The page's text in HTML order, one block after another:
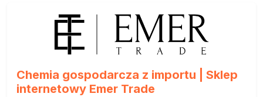
Chemia gospodarcza z importu | Sklep
internetowy Emer Trade